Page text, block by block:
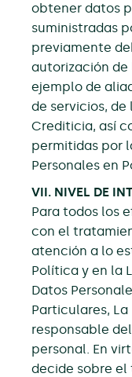
obtener datos
suministradas
previamente
autorización
ejemplo de
de servicios, de
Crediticia, así
permitidas por
Personales en
VII. NIVEL DE
Para todos los
con el
atención a lo
Política y en la
Datos
Particulares, La
responsable
personal. En
decide sobre